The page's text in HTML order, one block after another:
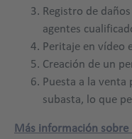
Registro de
agentes
Peritaje en vídeo
Creación de un
Puesta a la venta
subasta, lo que
Más información sobre